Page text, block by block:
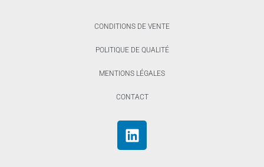
CONDITIONS DE VENTE
POLITIQUE DE QUALITÉ
MENTIONS LÉGALES
CONTACT